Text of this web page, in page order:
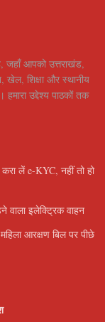
जहाँ आपको उत्तराखंड,
खेल, शिक्षा और स्थानीय
उद्देश्य पाठकों तक
लें e-KYC, नहीं तो हो
वाला इलेक्ट्रिक वाहन
आरक्षण बिल पर पीछे